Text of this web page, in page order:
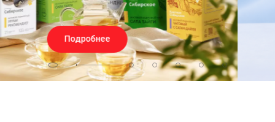
Подробнее